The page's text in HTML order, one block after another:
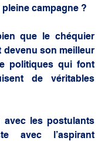
campagne ?
que le chéquier
devenu son meilleur
politiques qui font
de véritables
avec les postulants
avec l’aspirant